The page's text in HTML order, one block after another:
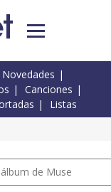
Novedades
Canciones
Listas
de Muse